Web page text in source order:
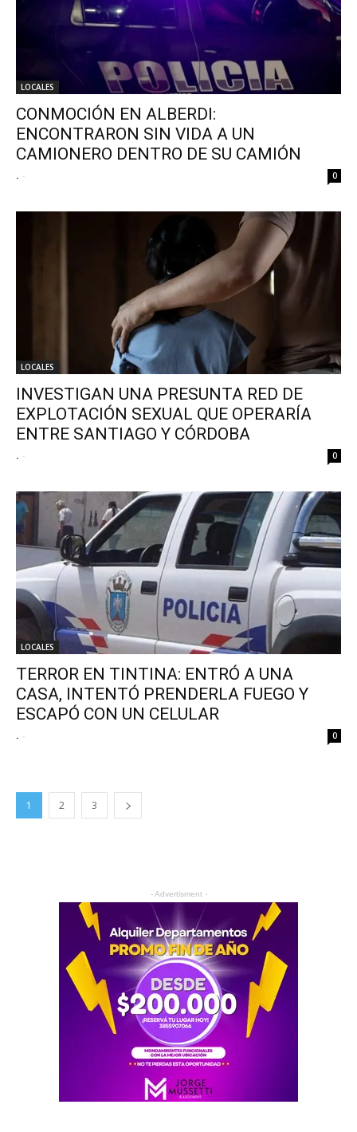
LOCALES
CONMOCIÓN EN ALBERDI:
ENCONTRARON SIN VIDA A UN
CAMIONERO DENTRO DE SU CAMIÓN
. - 0
LOCALES
INVESTIGAN UNA PRESUNTA RED DE
EXPLOTACIÓN SEXUAL QUE OPERARÍA
ENTRE SANTIAGO Y CÓRDOBA
. - 0
LOCALES
TERROR EN TINTINA: ENTRÓ A UNA
CASA, INTENTÓ PRENDERLA FUEGO Y
ESCAPÓ CON UN CELULAR
. - 0
1 2 3
- Advertisment -